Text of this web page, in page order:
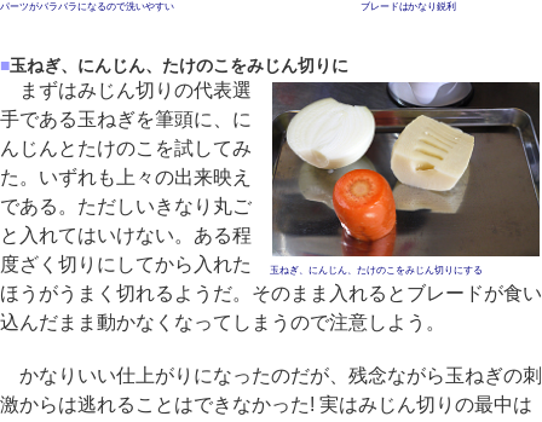
パーツがバラバラになるので洗いやすい ブレードはかなり鋭利
■玉ねぎ、にんじん、たけのこをみじん切りに
玉ねぎ、にんじん、たけのこをみじん切りにする
まずはみじん切りの代表選
手である玉ねぎを筆頭に、に
んじんとたけのこを試してみ
た。いずれも上々の出来映え
である。ただしいきなり丸ご
と入れてはいけない。ある程
度ざく切りにしてから入れた
ほうがうまく切れるようだ。そのまま入れるとブレードが食い
込んだまま動かなくなってしまうので注意しよう。
かなりいい仕上がりになったのだが、残念ながら玉ねぎの刺
激からは逃れることはできなかった! 実はみじん切りの最中は